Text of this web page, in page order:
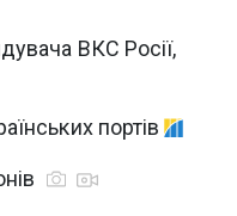
ВКС Росії,
портів